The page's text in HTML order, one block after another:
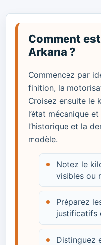
Comment
Arkana ?
Commencez par
finition, la
Croisez ensuite le
l’état mécanique
l’historique et la
modèle.
Notez le
visibles ou
Préparez
justificatifs
Distinguez